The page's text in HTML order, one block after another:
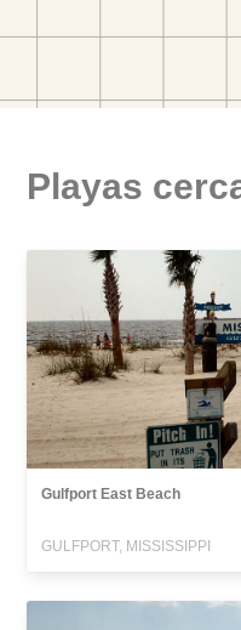
Playas
Gulfport East Beach
GULFPORT, MISSISSIPPI